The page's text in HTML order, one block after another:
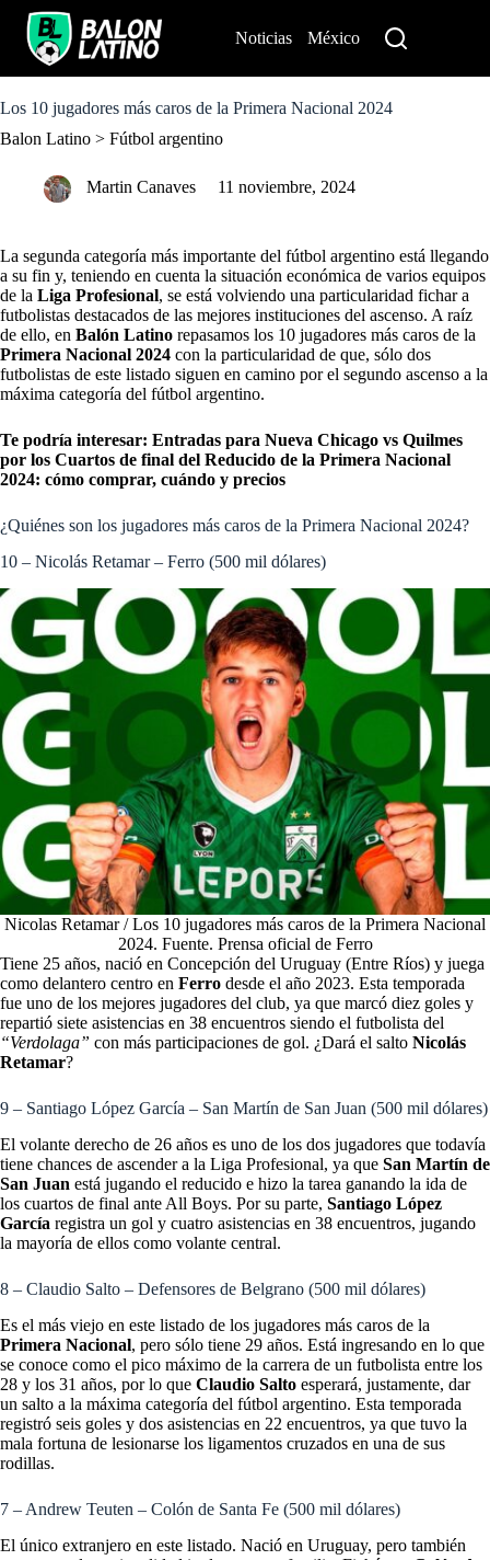
o
o
Noticias México
Los 10 jugadores más caros de la Primera Nacional 2024
Balon Latino > Fútbol argentino
Martin Canaves 11 noviembre, 2024
La segunda categoría más importante del fútbol argentino está llegando
a su fin y, teniendo en cuenta la situación económica de varios equipos
de la Liga Profesional, se está volviendo una particularidad fichar a
futbolistas destacados de las mejores instituciones del ascenso. A raíz
de ello, en Balón Latino repasamos los 10 jugadores más caros de la
Primera Nacional 2024 con la particularidad de que, sólo dos
futbolistas de este listado siguen en camino por el segundo ascenso a la
máxima categoría del fútbol argentino.
Te podría interesar: Entradas para Nueva Chicago vs Quilmes
por los Cuartos de final del Reducido de la Primera Nacional
2024: cómo comprar, cuándo y precios
¿Quiénes son los jugadores más caros de la Primera Nacional 2024?
10 – Nicolás Retamar – Ferro (500 mil dólares)
Nicolas Retamar / Los 10 jugadores más caros de la Primera Nacional
2024. Fuente. Prensa oficial de Ferro
Tiene 25 años, nació en Concepción del Uruguay (Entre Ríos) y juega
como delantero centro en Ferro desde el año 2023. Esta temporada
fue uno de los mejores jugadores del club, ya que marcó diez goles y
repartió siete asistencias en 38 encuentros siendo el futbolista del
“Verdolaga” con más participaciones de gol. ¿Dará el salto Nicolás
Retamar?
9 – Santiago López García – San Martín de San Juan (500 mil dólares)
El volante derecho de 26 años es uno de los dos jugadores que todavía
tiene chances de ascender a la Liga Profesional, ya que San Martín de
San Juan está jugando el reducido e hizo la tarea ganando la ida de
los cuartos de final ante All Boys. Por su parte, Santiago López
García registra un gol y cuatro asistencias en 38 encuentros, jugando
la mayoría de ellos como volante central.
8 – Claudio Salto – Defensores de Belgrano (500 mil dólares)
Es el más viejo en este listado de los jugadores más caros de la
Primera Nacional, pero sólo tiene 29 años. Está ingresando en lo que
se conoce como el pico máximo de la carrera de un futbolista entre los
28 y los 31 años, por lo que Claudio Salto esperará, justamente, dar
un salto a la máxima categoría del fútbol argentino. Esta temporada
registró seis goles y dos asistencias en 22 encuentros, ya que tuvo la
mala fortuna de lesionarse los ligamentos cruzados en una de sus
rodillas.
7 – Andrew Teuten – Colón de Santa Fe (500 mil dólares)
El único extranjero en este listado. Nació en Uruguay, pero también